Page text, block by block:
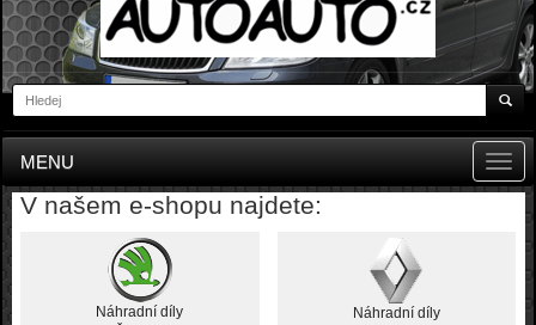
MENU
V našem e-shopu najdete:
Náhradní díly
Náhradní díly